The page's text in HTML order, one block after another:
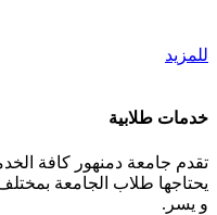
للمزيد
خدمات طلابية
تقدم جامعة دمنهور كافة
يحتاجها طلاب الجامعة
و يسر.